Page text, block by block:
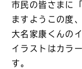
市民の皆さまに
ますようこの度
大名家康くんの
イラストはカラ
す。